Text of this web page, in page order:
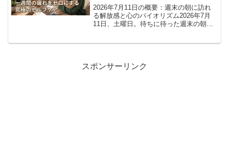
疲れをゼロにする究極のセルフケ
ア
2026年7月11日の概要：週末の朝に訪れ
る解放感と心のバイオリズム2026年7月
11日、土曜日。待ちに待った週末の朝を
スポンサーリンク